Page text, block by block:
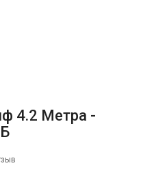
4.2 Метра -